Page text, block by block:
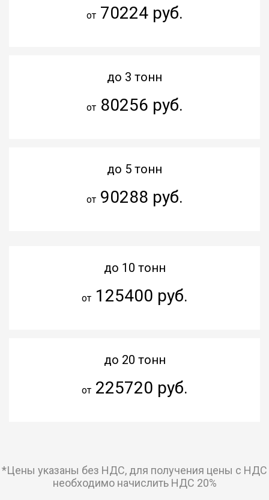
от70224 руб.
до 3 тонн
от80256 руб.
до 5 тонн
от90288 руб.
до 10 тонн
от125400 руб.
до 20 тонн
от225720 руб.
*Цены указаны без НДС, для получения цены с НДС
необходимо начислить НДС 20%